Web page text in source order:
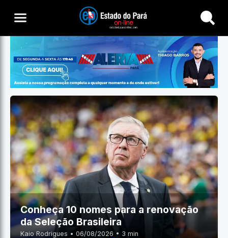
Buscar
Conheça 10 nomes para a renovação
da Seleção Brasileira
Kaio Rodrigues • 06/08/2026 • 3 min